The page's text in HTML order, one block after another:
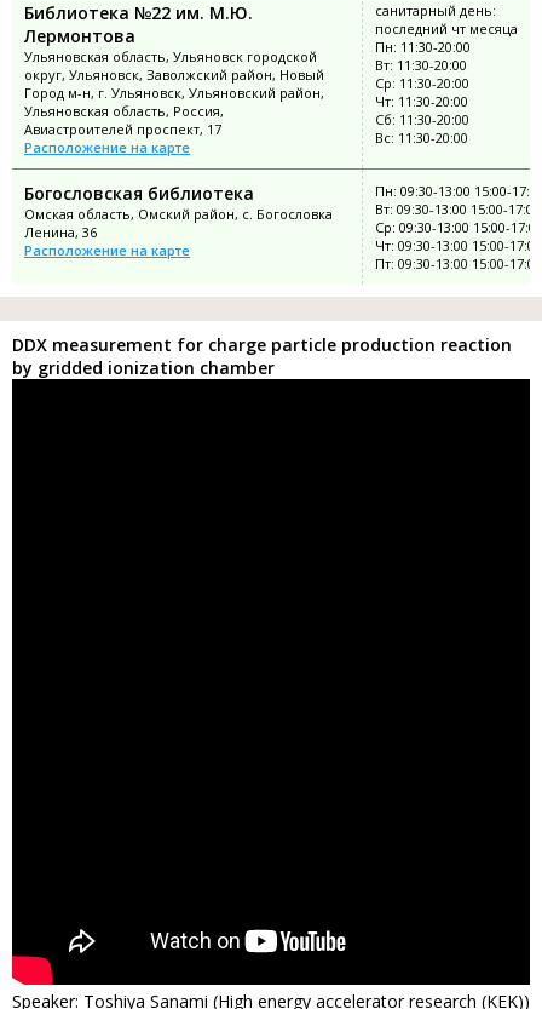
Библиотека №22 им. М.Ю.
Лермонтова
Ульяновская область, Ульяновск городской
округ, Ульяновск, Заволжский район, Новый
Город м-н, г. Ульяновск, Ульяновский район,
Ульяновская область, Россия,
Авиастроителей проспект, 17
Расположение на карте
санитарный день:
последний чт месяца
Пн: 11:30-20:00
Вт: 11:30-20:00
Ср: 11:30-20:00
Чт: 11:30-20:00
Сб: 11:30-20:00
Вс: 11:30-20:00
Богословская библиотека
Омская область, Омский район, с. Богословка
Ленина, 36
Расположение на карте
Пн: 09:30-13:00 15:00-
Вт: 09:30-13:00 15:00-17:00
Ср: 09:30-13:00 15:00-17:00
Чт: 09:30-13:00 15:00-17:00
Пт: 09:30-13:00 15:00-17:00
DDX measurement for charge particle production reaction
by gridded ionization chamber
Speaker: Toshiya Sanami (High energy accelerator research (KEK))